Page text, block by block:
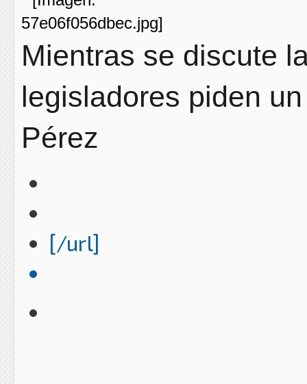
Mientras se discute
legisladores piden
Pérez
[/url]